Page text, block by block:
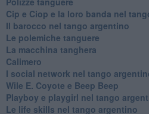
Cip e Ciop e la loro banda nel
Il barocco nel tango argentino
Le polemiche tanguere
La macchina tanghera
Calimero
​I social network nel tango
Wile E. Coyote e Beep Beep
Playboy e playgirl nel tango
Le life skills nel tango argentino